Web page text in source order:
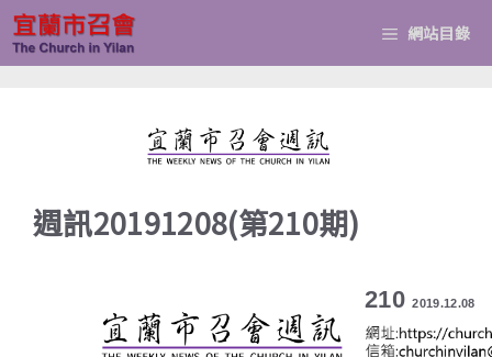
跳
至
網站目錄
週訊20191208(第210期)
2102019.12.08